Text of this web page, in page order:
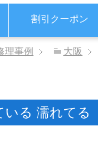
割引クーポン
理事例 大阪
いる 濡れてる